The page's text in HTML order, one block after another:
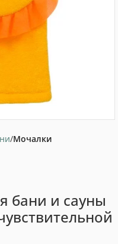
Мочалки
бани и сауны